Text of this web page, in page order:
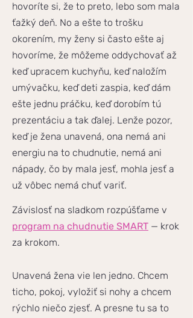
hovoríte si, že to preto, lebo som mala
ťažký deň. No a ešte to trošku
okorením, my ženy si často ešte aj
hovoríme, že môžeme oddychovať až
keď upracem kuchyňu, keď naložím
umývačku, keď deti zaspia, keď dám
ešte jednu práčku, keď dorobím tú
prezentáciu a tak ďalej. Lenže pozor,
keď je žena unavená, ona nemá ani
energiu na to chudnutie, nemá ani
nápady, čo by mala jesť, mohla jesť a
už vôbec nemá chuť variť.
Závislosť na sladkom rozpúšťame v
program na chudnutie SMART — krok
za krokom.
Unavená žena vie len jedno. Chcem
ticho, pokoj, vyložiť si nohy a chcem
rýchlo niečo zjesť. A presne tu sa to